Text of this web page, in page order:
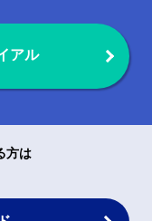
アル
方は